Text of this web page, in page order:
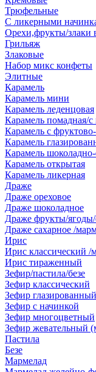
Трюфельные
С ликерными
Орехи,фрукты/злаки
Грильяж
Злаковые
Набор микс конфеты
Элитные
Карамель
Карамель мини
Карамель леденцовая
Карамель помадная/
Карамель с
Карамель
Карамель
Карамель открытая
Карамель ликерная
Драже
Драже ореховое
Драже шоколадное
Драже фрукты/ягоды/
Драже сахарное /
Ирис
Ирис классический /
Ирис тираженный
Зефир/пастила/безе
Зефир классический
Зефир глазированный
Зефир с начинкой
Зефир многоцветный
Зефир жевательный
Пастила
Безе
Мармелад